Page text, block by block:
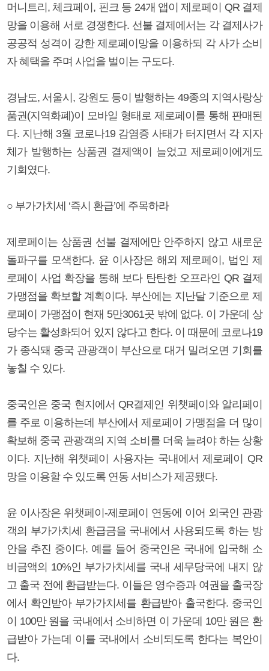
머니트리, 체크페이, 핀크 등 24개 앱이 제로페이 QR 결제
망을 이용해 서로 경쟁한다. 선불 결제에서는 각 결제사가
공공적 성격이 강한 제로페이망을 이용하되 각 사가 소비
자 혜택을 주며 사업을 벌이는 구도다.
경남도, 서울시, 강원도 등이 발행하는 49종의 지역사랑상
품권(지역화폐)이 모바일 형태로 제로페이를 통해 판매된
다. 지난해 3월 코로나19 감염증 사태가 터지면서 각 지자
체가 발행하는 상품권 결제액이 늘었고 제로페이에게도
기회였다.
○ 부가가치세 ‘즉시 환급’에 주목하라
제로페이는 상품권 선불 결제에만 안주하지 않고 새로운
돌파구를 모색한다. 윤 이사장은 해외 제로페이, 법인 제
로페이 사업 확장을 통해 보다 탄탄한 오프라인 QR 결제
가맹점을 확보할 계획이다. 부산에는 지난달 기준으로 제
로페이 가맹점이 현재 5만3061곳 밖에 없다. 이 가운데 상
당수는 활성화되어 있지 않다고 한다. 이 때문에 코로나19
가 종식돼 중국 관광객이 부산으로 대거 밀려오면 기회를
놓칠 수 있다.
중국인은 중국 현지에서 QR결제인 위챗페이와 알리페이
를 주로 이용하는데 부산에서 제로페이 가맹점을 더 많이
확보해 중국 관광객의 지역 소비를 더욱 늘려야 하는 상황
이다. 지난해 위챗페이 사용자는 국내에서 제로페이 QR
망을 이용할 수 있도록 연동 서비스가 제공됐다.
윤 이사장은 위챗페이-제로페이 연동에 이어 외국인 관광
객의 부가가치세 환급금을 국내에서 사용되도록 하는 방
안을 추진 중이다. 예를 들어 중국인은 국내에 입국해 소
비금액의 10%인 부가가치세를 국내 세무당국에 내지 않
고 출국 전에 환급받는다. 이들은 영수증과 여권을 출국장
에서 확인받아 부가가치세를 환급받아 출국한다. 중국인
이 100만 원을 국내에서 소비하면 이 가운데 10만 원은 환
급받아 가는데 이를 국내에서 소비되도록 한다는 복안이
다.